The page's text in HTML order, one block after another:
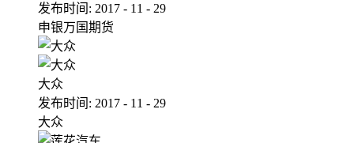
发布时间: 2017 - 11 - 29
申银万国期货
大众
发布时间: 2017 - 11 - 29
大众